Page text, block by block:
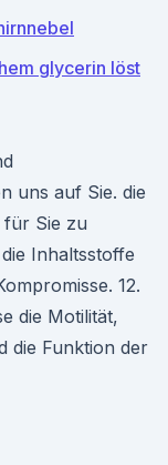
glycerin löst
uns auf Sie. die
für Sie zu
Inhaltsstoffe
12.
die Motilität,
die Funktion der